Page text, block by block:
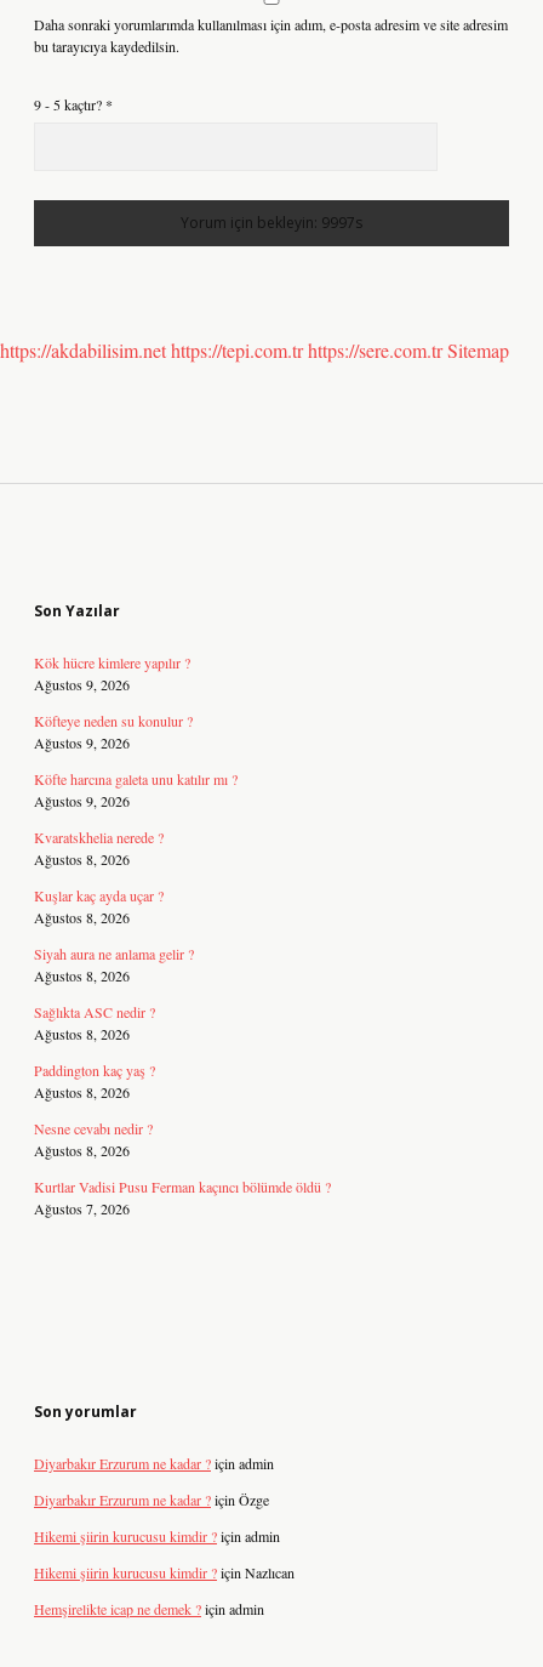
Daha sonraki yorumlarımda kullanılması için adım, e-posta adresim ve site adresim
bu tarayıcıya kaydedilsin.
9 - 5 kaçtır? *
https://akdabilisim.nethttps://tepi.com.trhttps://sere.com.trSitemap
Son Yazılar
Kök hücre kimlere yapılır ?
Ağustos 9, 2026
Köfteye neden su konulur ?
Ağustos 9, 2026
Köfte harcına galeta unu katılır mı ?
Ağustos 9, 2026
Kvaratskhelia nerede ?
Ağustos 8, 2026
Kuşlar kaç ayda uçar ?
Ağustos 8, 2026
Siyah aura ne anlama gelir ?
Ağustos 8, 2026
Sağlıkta ASC nedir ?
Ağustos 8, 2026
Paddington kaç yaş ?
Ağustos 8, 2026
Nesne cevabı nedir ?
Ağustos 8, 2026
Kurtlar Vadisi Pusu Ferman kaçıncı bölümde öldü ?
Ağustos 7, 2026
Son yorumlar
Diyarbakır Erzurum ne kadar ?için admin
Diyarbakır Erzurum ne kadar ?için Özge
Hikemi şiirin kurucusu kimdir ?için admin
Hikemi şiirin kurucusu kimdir ?için Nazlıcan
Hemşirelikte icap ne demek ?için admin